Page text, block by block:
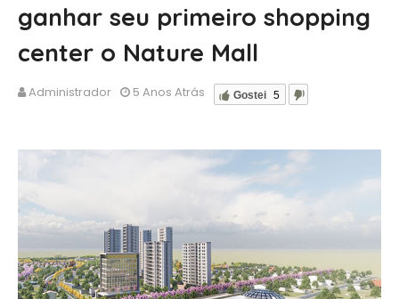
ganhar seu primeiro shopping
center o Nature Mall
Administrador Gostei 5
5 Anos Atrás